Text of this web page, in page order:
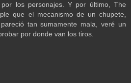
por los personajes. Y por último, The
que el mecanismo de un chupete,
tan sumamente mala, veré un
por donde van los tiros.